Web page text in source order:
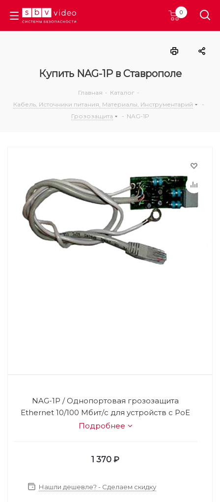
0
Купить NAG-1P в Ставрополе
Главная - Каталог -
Кабель, Источники питания, Материалы, Инструментарий
-
Грозозащита
- NAG-1P
NAG-1P / Однопортовая грозозащита
Ethernet 10/100 Мбит/с для устройств с PoE
Подробнее
1 370 ₽
Нашли дешевле? - Сделаем скидку